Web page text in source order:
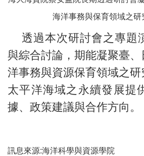
海洋事務與保育領域之研
透過本次研討會之專題
與綜合討論，期能凝聚臺
洋事務與資源保育領域之
太平洋海域之永續發展提
據、政策建議與合作方向。
訊息來源:海洋科學與資源學院